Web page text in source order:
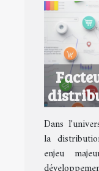
Dans
la
enjeu